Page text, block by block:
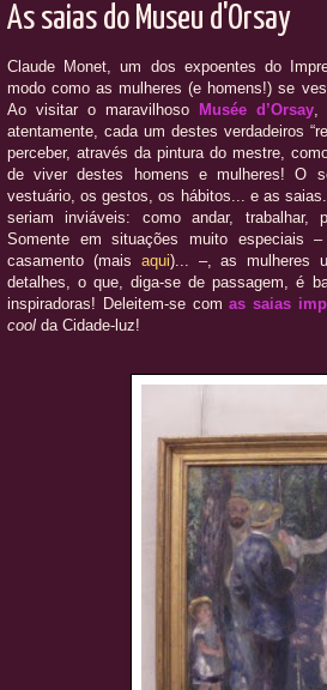
As saias do Museu d'Orsay
Claude Monet, um dos expoentes do
modo como as mulheres (e homens!) se
Ao visitar o maravilhoso Musée d’Orsay
atentamente, cada um destes verdadeiros
perceber, através da pintura do mestre,
de viver destes homens e mulheres! O
vestuário, os gestos, os hábitos... e as
seriam inviáveis: como andar, trabalhar,
Somente em situações muito especiais
casamento (mais aqui)... –, as mulheres
detalhes, o que, diga-se de passagem, é
inspiradoras! Deleitem-se comas saias
cool da Cidade-luz!